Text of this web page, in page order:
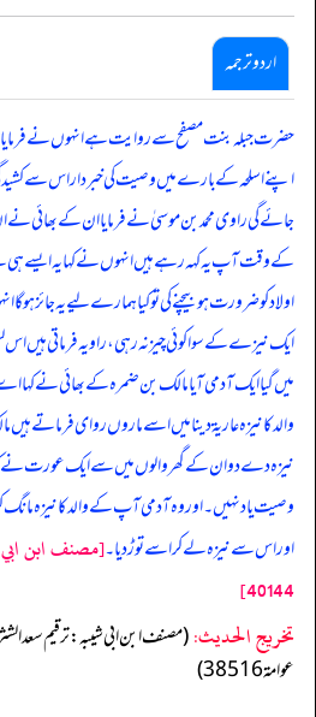
اردو ترجمہ
حضرت جبلہ بنت مصفح سے روایت ہے انہوں نے
اپنے اسلحہ کے بارے میں وصیت کی خبردار اس سے
جائے گی راوی محمد بن موسیٰ نے فرمایا ان کے
کے وقت آپ یہ کہہ رہے ہیں انہوں نے کہا یہ ایسے
اولاد کو ضرورت ہو بیچنے کی تو کیا ہمارے لیے یہ جائز
ایک نیزے کے سوا کوئی چیزنہ رہی، راویہ فرماتی ہیں
میں گیا ایک آدمی آیا مالک بن ضمرہ کے بھائی نے
والد کا نیزہ عاریۃ دینا میں اسے ماروں روای فرماتے
نیزہ دے دوان کے گھر والوں میں سے ایک عورت نے
وصیت یاد نہیں۔ اور وہ آدمی آپ کے والد کا نیزہ
اور اس سے نیزہ لے کر اسے توڑ دیا۔[مصنف ابن
40144]
تخریج الحدیث:
عوامة 38516)